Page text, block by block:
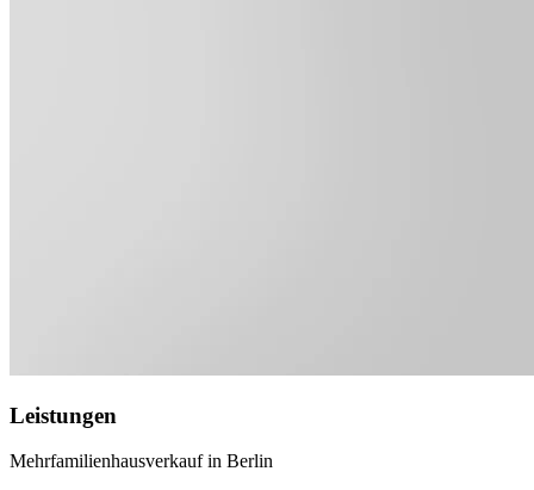
Leistungen
Mehrfamilienhausverkauf in Berlin